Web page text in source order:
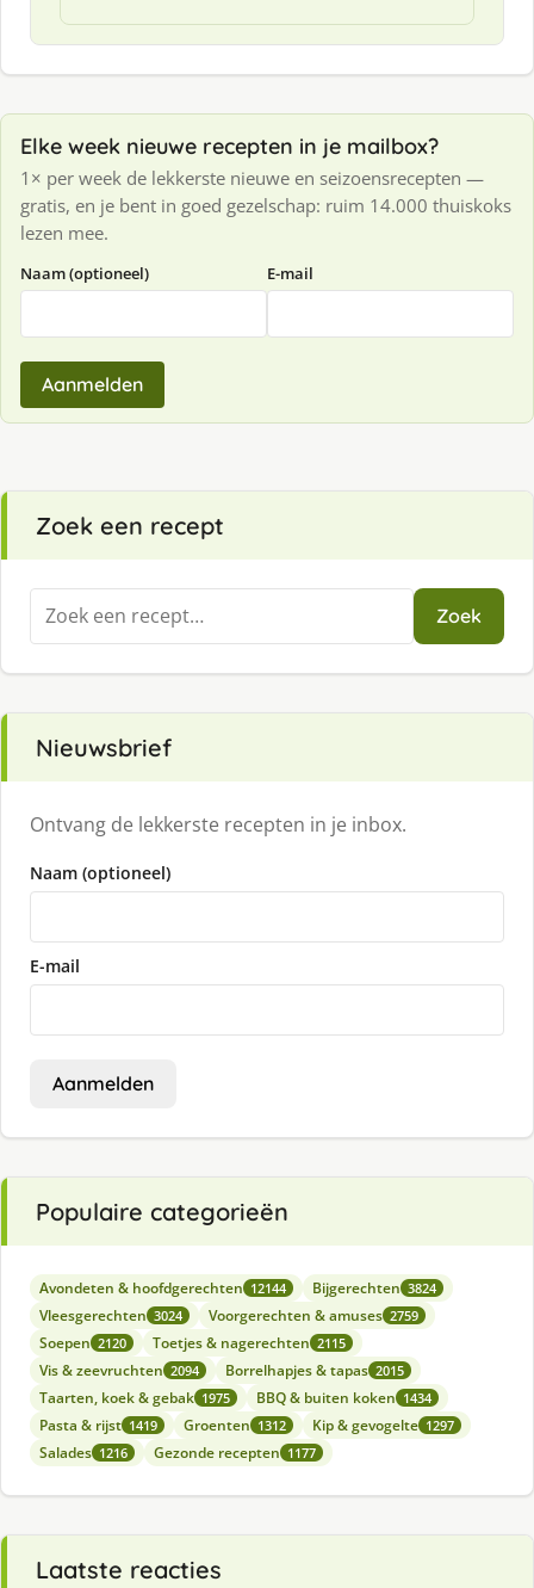
Elke week nieuwe recepten in je mailbox?
1× per week de lekkerste nieuwe en seizoensrecepten —
gratis, en je bent in goed gezelschap: ruim 14.000 thuiskoks
lezen mee.
Naam (optioneel) E-mail
Aanmelden
Zoek een recept
Zoeken
naar:
Zoek
Nieuwsbrief
Ontvang de lekkerste recepten in je inbox.
Naam (optioneel)
E-mail
Aanmelden
Populaire categorieën
Avondeten & hoofdgerechten 12144 Bijgerechten 3824
Vleesgerechten 3024 Voorgerechten & amuses 2759
Soepen 2120 Toetjes & nagerechten 2115
Vis & zeevruchten 2094 Borrelhapjes & tapas 2015
Taarten, koek & gebak 1975 BBQ & buiten koken 1434
Pasta & rijst 1419 Groenten 1312 Kip & gevogelte 1297
Salades 1216 Gezonde recepten 1177
Laatste reacties